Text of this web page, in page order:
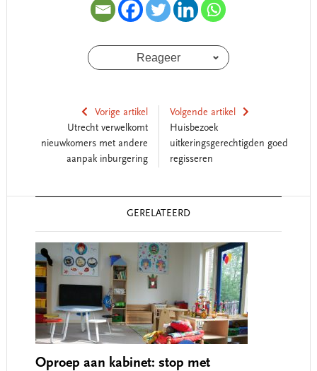
Reageer
Vorige artikel
Utrecht verwelkomt
nieuwkomers met andere
aanpak inburgering
Volgende artikel
Huisbezoek
uitkeringsgerechtigden goed
regisseren
GERELATEERD
Oproep aan kabinet: stop met